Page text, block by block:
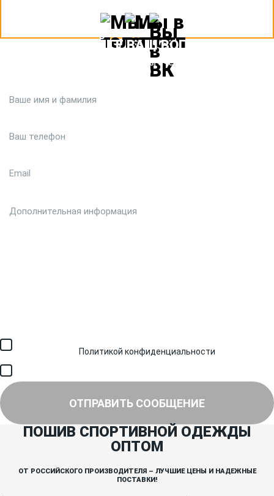
ЗАДАЙТЕ ВАШ ВОПРОС
Или кратко опишите ситуацию. Мы очень быстро свяжемся с
вами :)
Политикой конфиденциальности
ОТПРАВИТЬ СООБЩЕНИЕ
ПОШИВ СПОРТИВНОЙ ОДЕЖДЫ
ОПТОМ
ОТ РОССИЙСКОГО ПРОИЗВОДИТЕЛЯ – ЛУЧШИЕ ЦЕНЫ И НАДЕЖНЫЕ
ПОСТАВКИ!